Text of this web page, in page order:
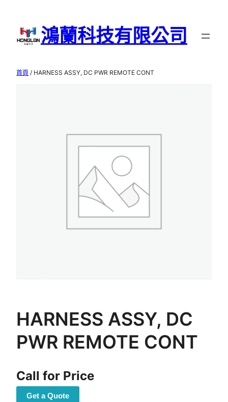
鴻蘭科技有限公司
首頁 / HARNESS ASSY, DC PWR REMOTE CONT
HARNESS ASSY, DC
PWR REMOTE CONT
Call for Price
Get a Quote